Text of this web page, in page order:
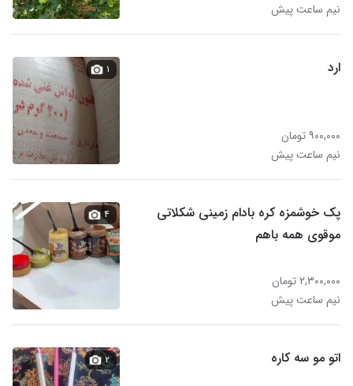
نیم ساعت پیش
ارد
۹۰۰,۰۰۰ تومان
نیم ساعت پیش
۱
پک خوشمزه کره بادام زمینی شکلاتی
موقوی همه باهم
۲,۳۰۰,۰۰۰ تومان
نیم ساعت پیش
۴
اتو مو سه کاره ۲